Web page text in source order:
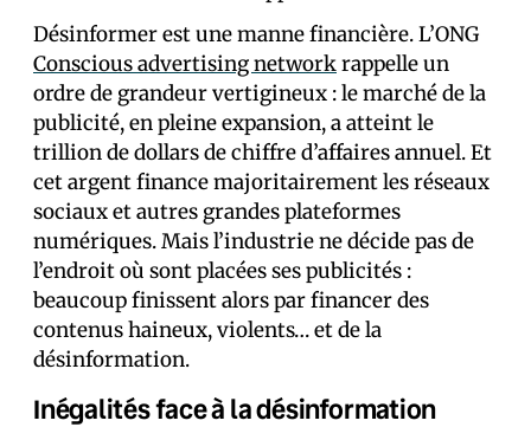
Désinformer est une manne financière. L’ONG
Conscious advertising networkrappelle un
ordre de grandeur vertigineux : le marché de la
publicité, en pleine expansion, a atteint le
trillion de dollars de chiffre d’affaires annuel. Et
cet argent finance majoritairement les réseaux
sociaux et autres grandes plateformes
numériques. Mais l’industrie ne décide pas de
l’endroit où sont placées ses publicités :
beaucoup finissent alors par financer des
contenus haineux, violents… et de la
désinformation.
Inégalités face à la désinformation